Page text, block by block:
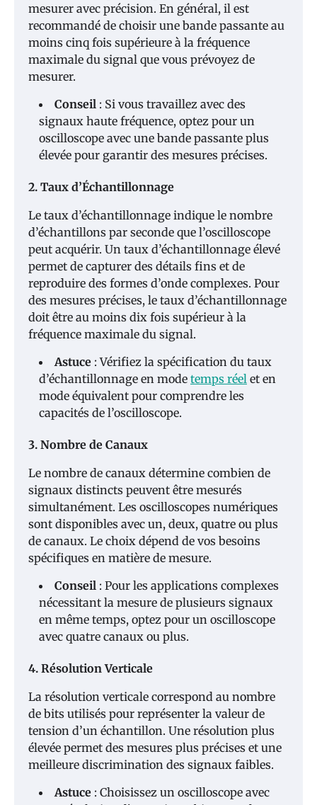
mesurer avec précision. En général, il est
recommandé de choisir une bande passante au
moins cinq fois supérieure à la fréquence
maximale du signal que vous prévoyez de
mesurer.
Conseil : Si vous travaillez avec des
signaux haute fréquence, optez pour un
oscilloscope avec une bande passante plus
élevée pour garantir des mesures précises.
2. Taux d’Échantillonnage
Le taux d’échantillonnage indique le nombre
d’échantillons par seconde que l’oscilloscope
peut acquérir. Un taux d’échantillonnage élevé
permet de capturer des détails fins et de
reproduire des formes d’onde complexes. Pour
des mesures précises, le taux d’échantillonnage
doit être au moins dix fois supérieur à la
fréquence maximale du signal.
Astuce : Vérifiez la spécification du taux
d’échantillonnage en mode temps réel et en
mode équivalent pour comprendre les
capacités de l’oscilloscope.
3. Nombre de Canaux
Le nombre de canaux détermine combien de
signaux distincts peuvent être mesurés
simultanément. Les oscilloscopes numériques
sont disponibles avec un, deux, quatre ou plus
de canaux. Le choix dépend de vos besoins
spécifiques en matière de mesure.
Conseil : Pour les applications complexes
nécessitant la mesure de plusieurs signaux
en même temps, optez pour un oscilloscope
avec quatre canaux ou plus.
4. Résolution Verticale
La résolution verticale correspond au nombre
de bits utilisés pour représenter la valeur de
tension d’un échantillon. Une résolution plus
élevée permet des mesures plus précises et une
meilleure discrimination des signaux faibles.
Astuce : Choisissez un oscilloscope avec